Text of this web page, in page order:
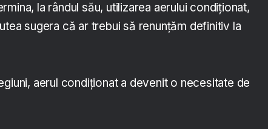
la rândul său, utilizarea aerului condiționat,
sugera că ar trebui să renunțăm definitiv la
aerul condiționat a devenit o necesitate de